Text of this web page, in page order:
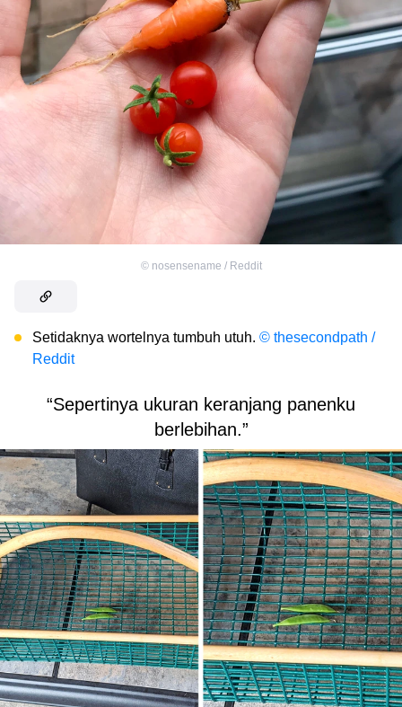
© nosensename / Reddit
Setidaknya wortelnya tumbuh utuh. © thesecondpath /
Reddit
“Sepertinya ukuran keranjang panenku
berlebihan.”